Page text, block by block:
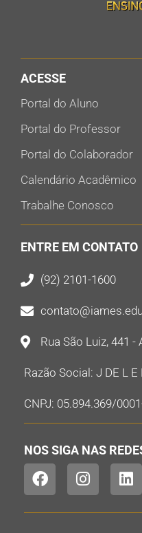
ACESSE
Portal do Aluno
Portal do Professor
Portal do Colaborador
Calendário Acadêmico
Trabalhe Conosco
ENTRE EM CONTATO
(92) 2101-1600
Rua São Luiz, 441
Razão Social: J DE L E
CNPJ: 05.894.369/
NOS SIGA NAS